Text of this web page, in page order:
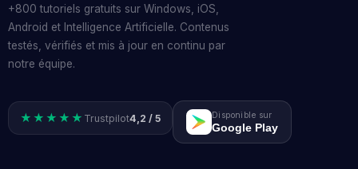
+800 tutoriels gratuits sur Windows, iOS,
Android et Intelligence Artificielle. Contenus
testés, vérifiés et mis à jour en continu par
notre équipe.
★★★★★ Trustpilot4,2 / 5 Disponible sur
Google Play